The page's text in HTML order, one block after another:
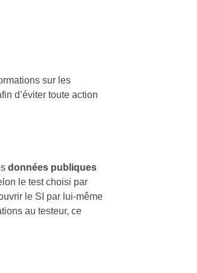
sur les
d’éviter toute action
données publiques
le test choisi par
le SI par lui-même
au testeur, ce